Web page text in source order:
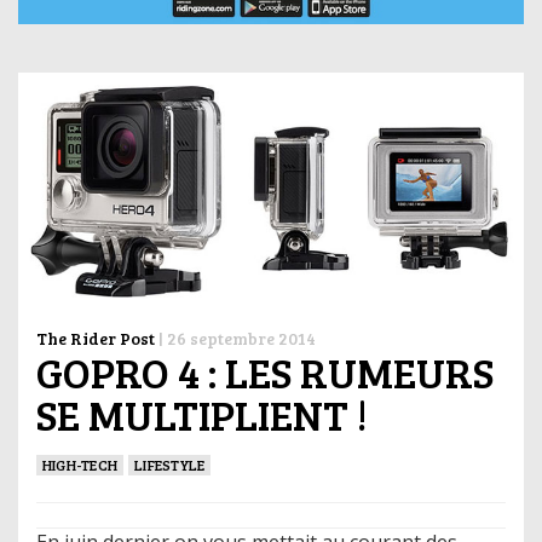
The Rider Post | 26 septembre 2014
GOPRO 4 : LES RUMEURS
SE MULTIPLIENT !
HIGH-TECH LIFESTYLE